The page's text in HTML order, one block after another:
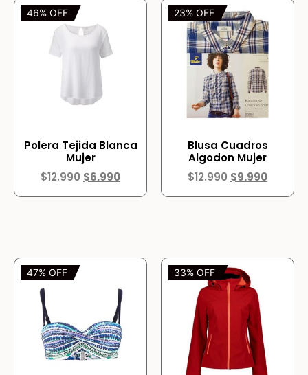
46% OFF
Polera Tejida Blanca
Mujer
$12.990 $6.990
23% OFF
Blusa Cuadros
Algodon Mujer
$12.990 $9.990
47% OFF 33% OFF